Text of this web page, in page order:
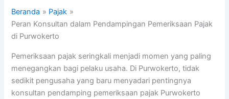
Beranda
Pajak
Peran Konsultan dalam Pendampingan Pemeriksaan Pajak
di Purwokerto
Pemeriksaan pajak seringkali menjadi momen yang paling
menegangkan bagi pelaku usaha. Di Purwokerto, tidak
sedikit pengusaha yang baru menyadari pentingnya
konsultan pendamping pemeriksaan pajak Purwokerto